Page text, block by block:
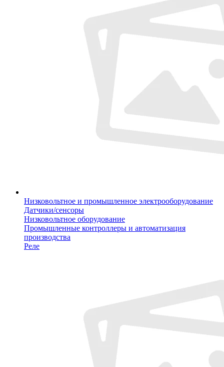
Низковольтное и промышленное электрооборудование
Датчики/сенсоры
Низковольтное оборудование
Промышленные контроллеры и автоматизация
производства
Реле